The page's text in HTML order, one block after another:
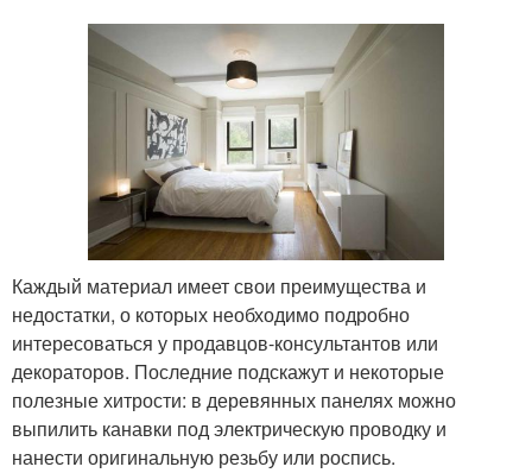
Каждый материал имеет свои преимущества и
недостатки, о которых необходимо подробно
интересоваться у продавцов-консультантов или
декораторов. Последние подскажут и некоторые
полезные хитрости: в деревянных панелях можно
выпилить канавки под электрическую проводку и
нанести оригинальную резьбу или роспись.